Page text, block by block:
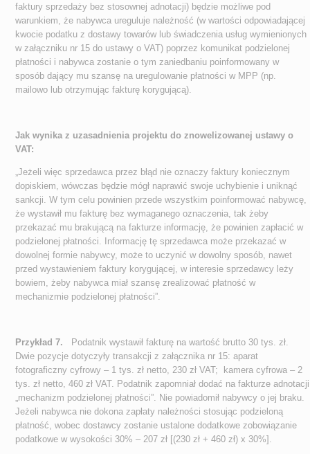
faktury sprzedaży bez stosownej adnotacji) będzie możliwe pod
warunkiem, że nabywca ureguluje należność (w wartości odpowiadającej
kwocie podatku z dostawy towarów lub świadczenia usług wymienionych
w załączniku nr 15 do ustawy o VAT) poprzez komunikat podzielonej
płatności i nabywca zostanie o tym zaniedbaniu poinformowany w
sposób dający mu szansę na uregulowanie płatności w MPP (np.
mailowo lub otrzymując fakturę korygującą).
Jak wynika z uzasadnienia projektu do znowelizowanej ustawy o
VAT:
„Jeżeli więc sprzedawca przez błąd nie oznaczy faktury koniecznym
dopiskiem, wówczas będzie mógł naprawić swoje uchybienie i uniknąć
sankcji. W tym celu powinien przede wszystkim poinformować nabywcę,
że wystawił mu fakturę bez wymaganego oznaczenia, tak żeby
przekazać mu brakującą na fakturze informację, że powinien zapłacić w
podzielonej płatności. Informację tę sprzedawca może przekazać w
dowolnej formie nabywcy, może to uczynić w dowolny sposób, nawet
przed wystawieniem faktury korygującej, w interesie sprzedawcy leży
bowiem, żeby nabywca miał szansę zrealizować płatność w
mechanizmie podzielonej płatności”.
Przykład 7. Podatnik wystawił fakturę na wartość brutto 30 tys. zł.
Dwie pozycje dotyczyły transakcji z załącznika nr 15: aparat
fotograficzny cyfrowy – 1 tys. zł netto, 230 zł VAT; kamera cyfrowa – 2
tys. zł netto, 460 zł VAT. Podatnik zapomniał dodać na fakturze adnotacji
„mechanizm podzielonej płatności”. Nie powiadomił nabywcy o jej braku.
Jeżeli nabywca nie dokona zapłaty należności stosując podzieloną
płatność, wobec dostawcy zostanie ustalone dodatkowe zobowiązanie
podatkowe w wysokości 30% – 207 zł [(230 zł + 460 zł) x 30%].